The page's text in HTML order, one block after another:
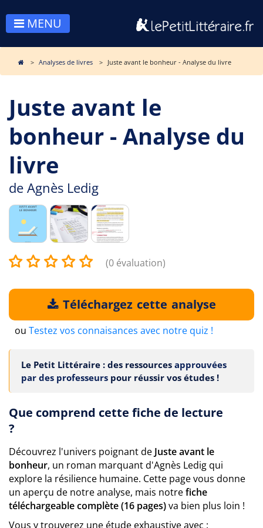
MENU
Analyses de livres Juste avant le bonheur - Analyse du livre
Juste avant le
bonheur - Analyse du
livre
de Agnès Ledig
(0 évaluation)
Téléchargez cette analyse
ou Testez vos connaisances avec notre quiz !
Le Petit Littéraire : des ressources approuvées
par des professeurs pour réussir vos études !
Que comprend cette fiche de lecture
?
Découvrez l'univers poignant de Juste avant le
bonheur, un roman marquant d'Agnès Ledig qui
explore la résilience humaine. Cette page vous donne
un aperçu de notre analyse, mais notrefiche
téléchargeable complète (16 pages)va bien plus loin !
Vous y trouverez une étude exhaustive avec :